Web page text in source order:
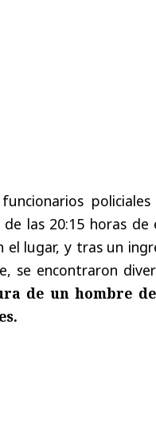
las 20:15 horas de
el lugar, y tras un
se encontraron
de un hombre